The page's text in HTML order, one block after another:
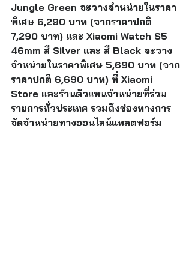
Jungle Green จะวางจำหน่ายในราคา
พิเศษ 6,290 บาท (จากราคาปกติ
7,290 บาท) และ Xiaomi Watch S5
46mm สี Silver และ สี Black จะวาง
จำหน่ายในราคาพิเศษ 5,690 บาท (จาก
ราคาปกติ 6,690 บาท) ที่ Xiaomi
Store และร้านตัวแทนจำหน่ายที่ร่วม
รายการทั่วประเทศ รวมถึงช่องทางการ
จัดจำหน่ายทางออนไลน์แพลตฟอร์ม